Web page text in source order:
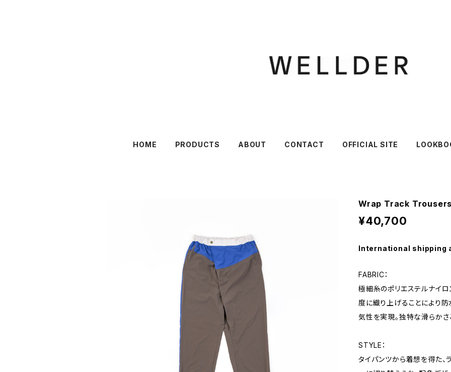
HOME PRODUCTS ABOUT CONTACT OFFICIAL SITE
Wrap Track
¥40,700
International shipping
FABRIC：
極細糸のポリエステルナイ
度に織り上げることにより
気性を実現。独特な滑らかさ
STYLE：
タイパンツから着想を得た、